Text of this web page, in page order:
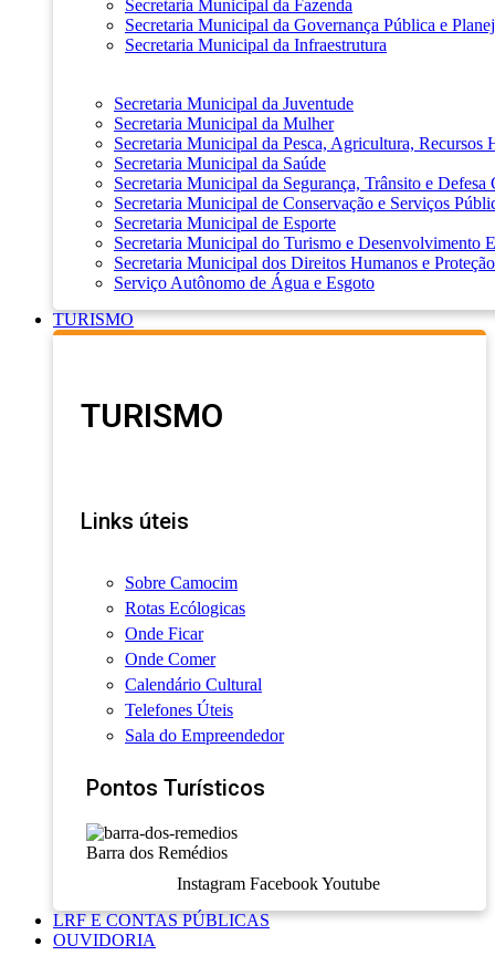
Secretaria Municipal da Fazenda
Secretaria Municipal da Governança Pública e
Secretaria Municipal da Infraestrutura
Secretaria Municipal da Juventude
Secretaria Municipal da Mulher
Secretaria Municipal da Pesca, Agricultura, Recursos
Secretaria Municipal da Saúde
Secretaria Municipal da Segurança, Trânsito e Defesa
Secretaria Municipal de Conservação e Serviços
Secretaria Municipal de Esporte
Secretaria Municipal do Turismo e Desenvolvimento
Secretaria Municipal dos Direitos Humanos e
Serviço Autônomo de Água e Esgoto
TURISMO
TURISMO
Links úteis
Sobre Camocim
Rotas Ecólogicas
Onde Ficar
Onde Comer
Calendário Cultural
Telefones Úteis
Sala do Empreendedor
Pontos Turísticos
Barra dos Remédios
Instagram Facebook Youtube
LRF E CONTAS PÚBLICAS
OUVIDORIA